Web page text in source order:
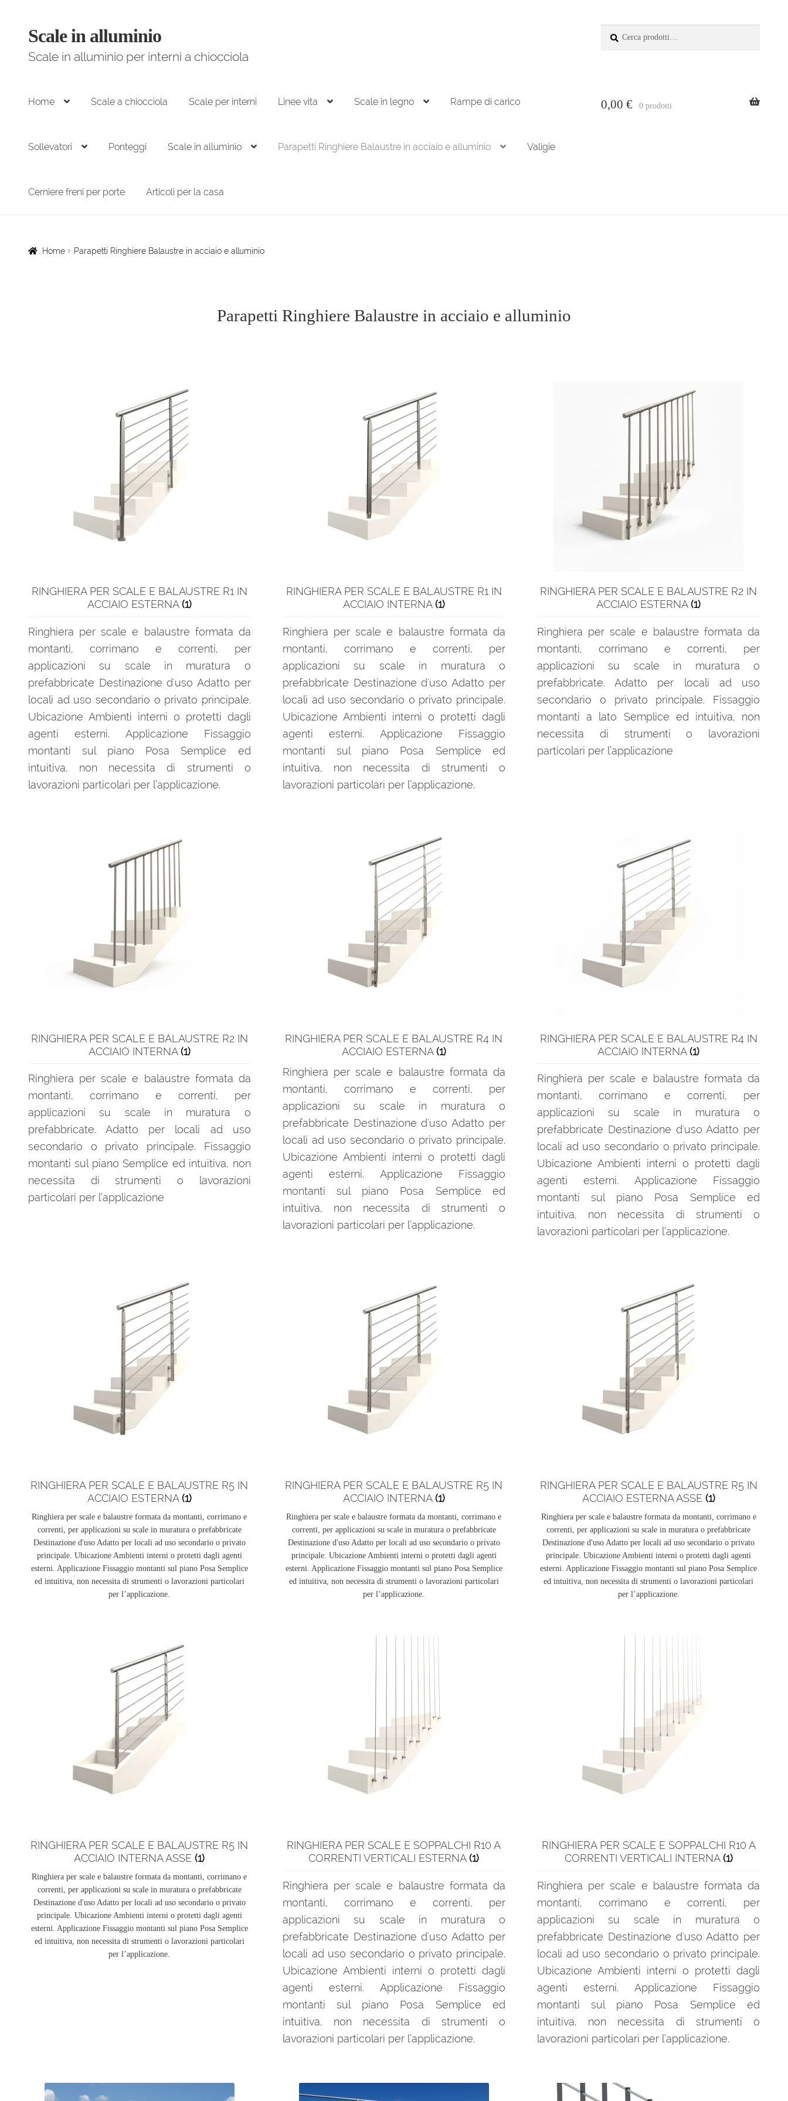
Vai
navigazione
Vai
contenuto
Scale in alluminio
Scale in alluminio per interni a chiocciola
Home Scale a chiocciola Scale per interni Linee vita Scale in legno Rampe di carico
Sollevatori Ponteggi Scale in alluminio Parapetti Ringhiere Balaustre in acciaio e alluminio Valigie
Cerniere freni per porte Articoli per la casa
0,00 € 0 prodotti
Home Parapetti Ringhiere Balaustre in acciaio e alluminio
Parapetti Ringhiere Balaustre in acciaio e alluminio
RINGHIERA PER SCALE E BALAUSTRE R1 IN
ACCIAIO ESTERNA(1)
Ringhiera per scale e balaustre formata da
montanti, corrimano e correnti, per
applicazioni su scale in muratura o
prefabbricate Destinazione d'uso Adatto per
locali ad uso secondario o privato principale.
Ubicazione Ambienti interni o protetti dagli
agenti esterni. Applicazione Fissaggio
montanti sul piano Posa Semplice ed
intuitiva, non necessita di strumenti o
lavorazioni particolari per l’applicazione.
RINGHIERA PER SCALE E BALAUSTRE R1 IN
ACCIAIO INTERNA(1)
Ringhiera per scale e balaustre formata da
montanti, corrimano e correnti, per
applicazioni su scale in muratura o
prefabbricate Destinazione d'uso Adatto per
locali ad uso secondario o privato principale.
Ubicazione Ambienti interni o protetti dagli
agenti esterni. Applicazione Fissaggio
montanti sul piano Posa Semplice ed
intuitiva, non necessita di strumenti o
lavorazioni particolari per l’applicazione.
RINGHIERA PER SCALE E BALAUSTRE R2 IN
ACCIAIO ESTERNA(1)
Ringhiera per scale e balaustre formata da
montanti, corrimano e correnti, per
applicazioni su scale in muratura o
prefabbricate. Adatto per locali ad uso
secondario o privato principale. Fissaggio
montanti a lato Semplice ed intuitiva, non
necessita di strumenti o lavorazioni
particolari per l’applicazione
RINGHIERA PER SCALE E BALAUSTRE R2 IN
ACCIAIO INTERNA(1)
Ringhiera per scale e balaustre formata da
montanti, corrimano e correnti, per
applicazioni su scale in muratura o
prefabbricate. Adatto per locali ad uso
secondario o privato principale. Fissaggio
montanti sul piano Semplice ed intuitiva, non
necessita di strumenti o lavorazioni
particolari per l’applicazione
RINGHIERA PER SCALE E BALAUSTRE R4 IN
ACCIAIO ESTERNA(1)
Ringhiera per scale e balaustre formata da
montanti, corrimano e correnti, per
applicazioni su scale in muratura o
prefabbricate Destinazione d'uso Adatto per
locali ad uso secondario o privato principale.
Ubicazione Ambienti interni o protetti dagli
agenti esterni. Applicazione Fissaggio
montanti sul piano Posa Semplice ed
intuitiva, non necessita di strumenti o
lavorazioni particolari per l’applicazione.
RINGHIERA PER SCALE E BALAUSTRE R4 IN
ACCIAIO INTERNA(1)
Ringhiera per scale e balaustre formata da
montanti, corrimano e correnti, per
applicazioni su scale in muratura o
prefabbricate Destinazione d'uso Adatto per
locali ad uso secondario o privato principale.
Ubicazione Ambienti interni o protetti dagli
agenti esterni. Applicazione Fissaggio
montanti sul piano Posa Semplice ed
intuitiva, non necessita di strumenti o
lavorazioni particolari per l’applicazione.
RINGHIERA PER SCALE E BALAUSTRE R5 IN
ACCIAIO ESTERNA(1)
Ringhiera per scale e balaustre formata da montanti, corrimano e
correnti, per applicazioni su scale in muratura o prefabbricate
Destinazione d'uso Adatto per locali ad uso secondario o privato
principale. Ubicazione Ambienti interni o protetti dagli agenti
esterni. Applicazione Fissaggio montanti sul piano Posa Semplice
ed intuitiva, non necessita di strumenti o lavorazioni particolari
per l’applicazione.
RINGHIERA PER SCALE E BALAUSTRE R5 IN
ACCIAIO INTERNA(1)
Ringhiera per scale e balaustre formata da montanti, corrimano e
correnti, per applicazioni su scale in muratura o prefabbricate
Destinazione d'uso Adatto per locali ad uso secondario o privato
principale. Ubicazione Ambienti interni o protetti dagli agenti
esterni. Applicazione Fissaggio montanti sul piano Posa Semplice
ed intuitiva, non necessita di strumenti o lavorazioni particolari
per l’applicazione.
RINGHIERA PER SCALE E BALAUSTRE R5 IN
ACCIAIO ESTERNA ASSE (1)
Ringhiera per scale e balaustre formata da montanti, corrimano e
correnti, per applicazioni su scale in muratura o prefabbricate
Destinazione d'uso Adatto per locali ad uso secondario o privato
principale. Ubicazione Ambienti interni o protetti dagli agenti
esterni. Applicazione Fissaggio montanti sul piano Posa Semplice
ed intuitiva, non necessita di strumenti o lavorazioni particolari
per l’applicazione.
RINGHIERA PER SCALE E BALAUSTRE R5 IN
ACCIAIO INTERNA ASSE(1)
Ringhiera per scale e balaustre formata da montanti, corrimano e
correnti, per applicazioni su scale in muratura o prefabbricate
Destinazione d'uso Adatto per locali ad uso secondario o privato
principale. Ubicazione Ambienti interni o protetti dagli agenti
esterni. Applicazione Fissaggio montanti sul piano Posa Semplice
ed intuitiva, non necessita di strumenti o lavorazioni particolari
per l’applicazione.
RINGHIERA PER SCALE E SOPPALCHI R10 A
CORRENTI VERTICALI ESTERNA(1)
Ringhiera per scale e balaustre formata da
montanti, corrimano e correnti, per
applicazioni su scale in muratura o
prefabbricate Destinazione d'uso Adatto per
locali ad uso secondario o privato principale.
Ubicazione Ambienti interni o protetti dagli
agenti esterni. Applicazione Fissaggio
montanti sul piano Posa Semplice ed
intuitiva, non necessita di strumenti o
lavorazioni particolari per l’applicazione.
RINGHIERA PER SCALE E SOPPALCHI R10 A
CORRENTI VERTICALI INTERNA(1)
Ringhiera per scale e balaustre formata da
montanti, corrimano e correnti, per
applicazioni su scale in muratura o
prefabbricate Destinazione d'uso Adatto per
locali ad uso secondario o privato principale.
Ubicazione Ambienti interni o protetti dagli
agenti esterni. Applicazione Fissaggio
montanti sul piano Posa Semplice ed
intuitiva, non necessita di strumenti o
lavorazioni particolari per l’applicazione.